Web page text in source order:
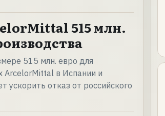
515 млн.
515 млн. евро для
ArcelorMittal в Испании и
ускорить отказ от российского